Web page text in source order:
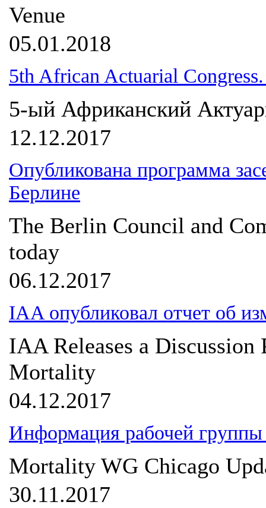
Venue
05.01.2018
5th African Actuarial
5-ый Африканский
12.12.2017
Опубликована программа
Берлине
The Berlin Council and
today
06.12.2017
IAA опубликовал отчет об
IAA Releases a Discussion
Mortality
04.12.2017
Информация рабочей группы
Mortality WG Chicago
30.11.2017